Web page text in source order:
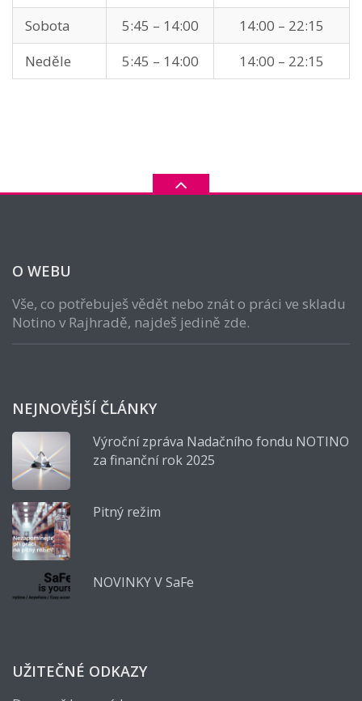
Sobota
5:45 – 14:00
14:00 – 22:15
Neděle
5:45 – 14:00 14:00 – 22:15
O WEBU
Vše, co potřebuješ vědět nebo znát o práci ve skladu
Notino v Rajhradě, najdeš jedině zde.
NEJNOVĚJŠÍ ČLÁNKY
Výroční zpráva Nadačního fondu NOTINO
za finanční rok 2025
Pitný režim
NOVINKY V SaFe
UŽITEČNÉ ODKAZY